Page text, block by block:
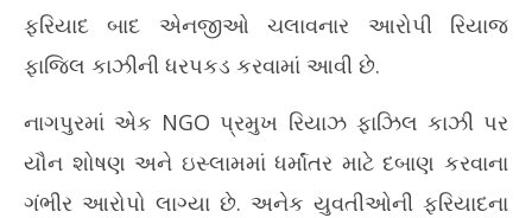
NOW VIEWING
રિયાજ ફાજિલની ધરપકડ
20,
2026
20,
ફરિયાદ બાદ એનજીઓ ચલાવનાર આરોપી રિયાજ
ફાજિલ કાઝીની ધરપકડ કરવામાં આવી છે.
નાગપુરમાં એક NGO પ્રમુખ રિયાઝ ફાઝિલ કાઝી પર
યૌન શોષણ અને ઇસ્લામમાં ધર્માંતર માટે દબાણ કરવાના
ગંભીર આરોપો લાગ્યા છે. અનેક યુવતીઓની ફરિયાદના